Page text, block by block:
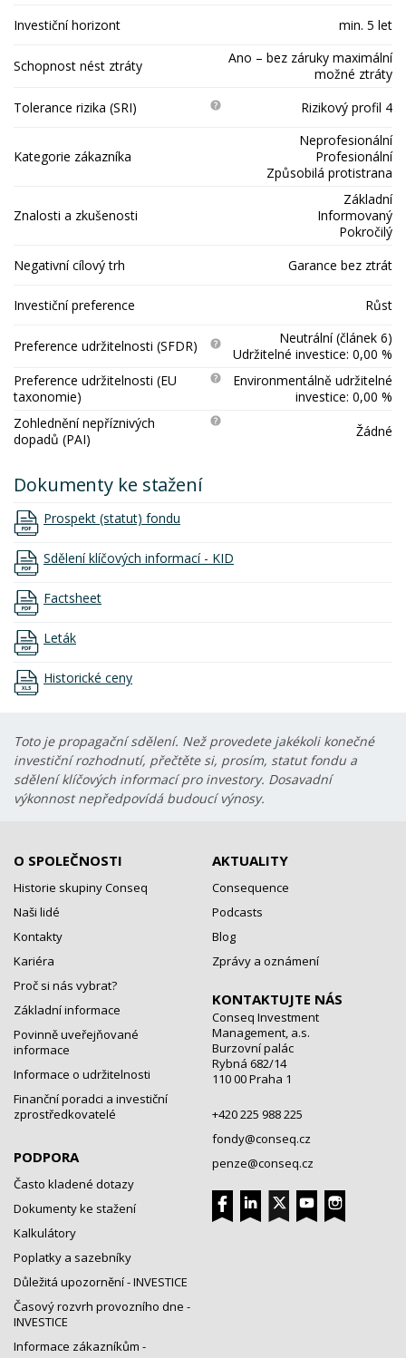
Investiční horizont min. 5 let
Schopnost nést ztráty
Ano – bez záruky maximální
možné ztráty
Tolerance rizika (SRI)
Rizikový profil 4
Kategorie zákazníka
Neprofesionální
Profesionální
Způsobilá protistrana
Znalosti a zkušenosti
Základní
Informovaný
Pokročilý
Negativní cílový trh
Garance bez ztrát
Investiční preference Růst
Preference udržitelnosti (SFDR)
Neutrální (článek 6)
Udržitelné investice: 0,00 %
Preference udržitelnosti (EU
taxonomie)
Environmentálně udržitelné
investice: 0,00 %
Zohlednění nepříznivých
dopadů (PAI)
Žádné
Dokumenty ke stažení
Prospekt (statut) fondu
Sdělení klíčových informací - KID
Factsheet
Leták
Historické ceny
Toto je propagační sdělení. Než provedete jakékoli konečné
investiční rozhodnutí, přečtěte si, prosím, statut fondu a
sdělení klíčových informací pro investory. Dosavadní
výkonnost nepředpovídá budoucí výnosy.
O SPOLEČNOSTI
Historie skupiny Conseq
Naši lidé
Kontakty
Kariéra
Proč si nás vybrat?
Základní informace
Povinně uveřejňované
informace
Informace o udržitelnosti
Finanční poradci a investiční
zprostředkovatelé
PODPORA
Často kladené dotazy
Dokumenty ke stažení
Kalkulátory
Poplatky a sazebníky
Důležitá upozornění - INVESTICE
Časový rozvrh provozního dne -
INVESTICE
Informace zákazníkům -
AKTUALITY
Consequence
Podcasts
Blog
Zprávy a oznámení
KONTAKTUJTE NÁS
Conseq Investment
Management, a.s.
Burzovní palác
Rybná 682/14
110 00 Praha 1
+420 225 988 225
fondy@conseq.cz
penze@conseq.cz